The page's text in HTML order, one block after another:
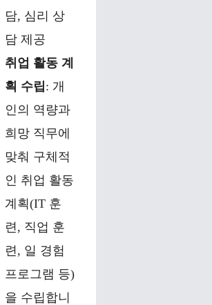
담, 심리 상
담 제공
취업 활동 계
획 수립: 개
인의 역량과
희망 직무에
맞춰 구체적
인 취업 활동
계획(IT 훈
련, 직업 훈
련, 일 경험
프로그램 등)
을 수립합니